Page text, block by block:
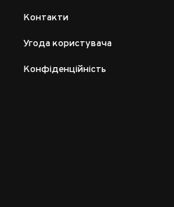
Контакти
Угода користувача
Конфіденційність